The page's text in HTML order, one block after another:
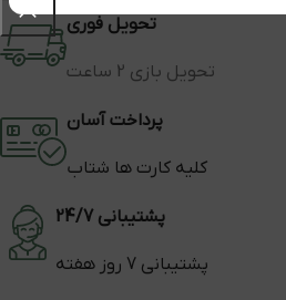
تحویل فوری
تحویل بازی 2 ساعت
پرداخت آسان
کلیه کارت ها شتاب
پشتیبانی 24/7
پشتیبانی 7 روز هفته